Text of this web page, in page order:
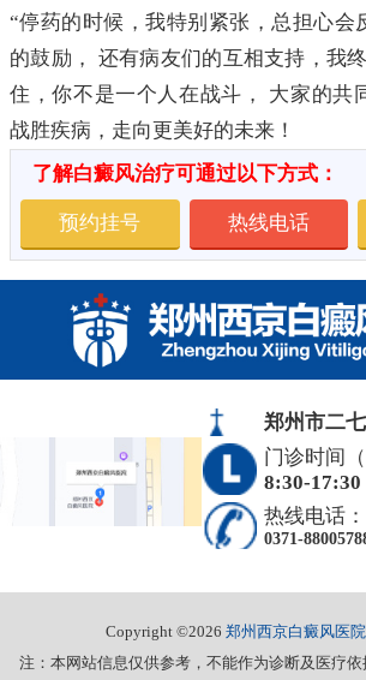
“停药的时候，我特别紧张，总担心会
的鼓励， 还有病友们的互相支持，我
住，你不是一个人在战斗， 大家的共
战胜疾病，走向更美好的未来！
了解白癜风治疗可通过以下方式：
预约挂号 热线电话
郑州市二
门诊时间
8:30-17:30
热线电话：
0371-
Copyright ©2026 郑州西京白癜风医院
注：本网站信息仅供参考，不能作为诊断及医疗